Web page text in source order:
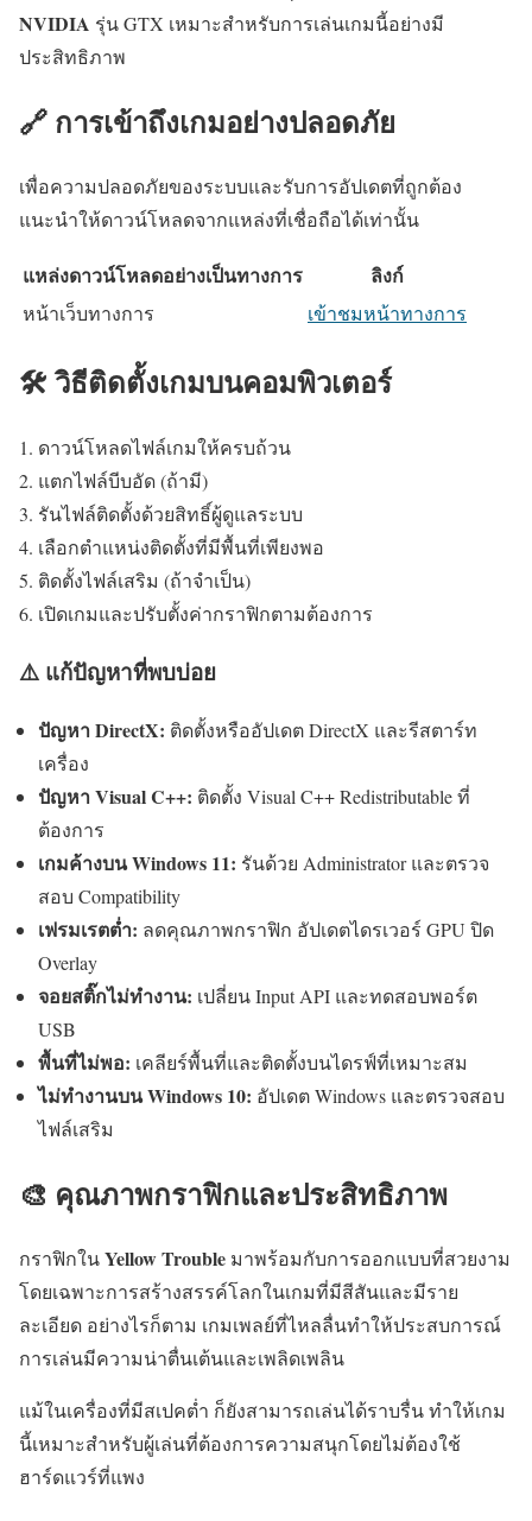
NVIDIA รุ่น GTX เหมาะสำหรับการเล่นเกมนี้อย่างมี
ประสิทธิภาพ
🔗 การเข้าถึงเกมอย่างปลอดภัย
เพื่อความปลอดภัยของระบบและรับการอัปเดตที่ถูกต้อง
แนะนำให้ดาวน์โหลดจากแหล่งที่เชื่อถือได้เท่านั้น
แหล่งดาวน์โหลดอย่างเป็นทางการ ลิงก์
หน้าเว็บทางการ เข้าชมหน้าทางการ
🛠️ วิธีติดตั้งเกมบนคอมพิวเตอร์
ดาวน์โหลดไฟล์เกมให้ครบถ้วน
แตกไฟล์บีบอัด (ถ้ามี)
รันไฟล์ติดตั้งด้วยสิทธิ์ผู้ดูแลระบบ
เลือกตำแหน่งติดตั้งที่มีพื้นที่เพียงพอ
ติดตั้งไฟล์เสริม (ถ้าจำเป็น)
เปิดเกมและปรับตั้งค่ากราฟิกตามต้องการ
⚠️ แก้ปัญหาที่พบบ่อย
ปัญหา DirectX: ติดตั้งหรืออัปเดต DirectX และรีสตาร์ท
เครื่อง
ปัญหา Visual C++: ติดตั้ง Visual C++ Redistributable ที่
ต้องการ
เกมค้างบน Windows 11: รันด้วย Administrator และตรวจ
สอบ Compatibility
เฟรมเรตต่ำ: ลดคุณภาพกราฟิก อัปเดตไดรเวอร์ GPU ปิด
Overlay
จอยสติ๊กไม่ทำงาน: เปลี่ยน Input API และทดสอบพอร์ต
USB
พื้นที่ไม่พอ: เคลียร์พื้นที่และติดตั้งบนไดรฟ์ที่เหมาะสม
ไม่ทำงานบน Windows 10: อัปเดต Windows และตรวจสอบ
ไฟล์เสริม
🎨 คุณภาพกราฟิกและประสิทธิภาพ
กราฟิกในYellow Trouble มาพร้อมกับการออกแบบที่สวยงาม
โดยเฉพาะการสร้างสรรค์โลกในเกมที่มีสีสันและมีราย
ละเอียด อย่างไรก็ตาม เกมเพลย์ที่ไหลลื่นทำให้ประสบการณ์
การเล่นมีความน่าตื่นเต้นและเพลิดเพลิน
แม้ในเครื่องที่มีสเปคต่ำ ก็ยังสามารถเล่นได้ราบรื่น ทำให้เกม
นี้เหมาะสำหรับผู้เล่นที่ต้องการความสนุกโดยไม่ต้องใช้
ฮาร์ดแวร์ที่แพง